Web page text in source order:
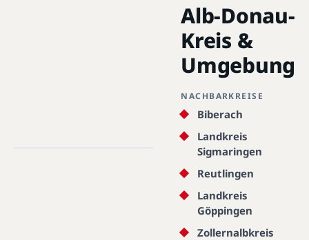
Alb-Donau-
Kreis &
Umgebung
NACHBARKREISE
Biberach
Landkreis
Sigmaringen
Reutlingen
Landkreis
Göppingen
Zollernalbkreis